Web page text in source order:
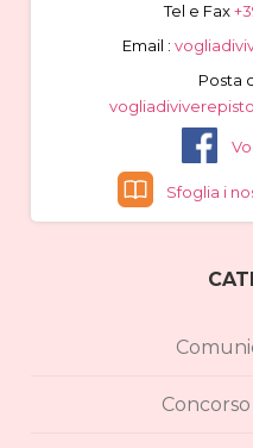
Tel e Fax
Email :
Posta
Sfoglia i